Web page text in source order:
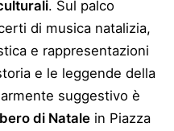
. Sul palco
di musica natalizia,
e rappresentazioni
e le leggende della
suggestivo è
di Natale in Piazza